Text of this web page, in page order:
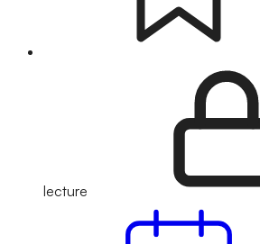
lecture